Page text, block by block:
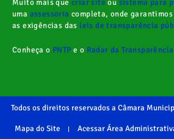
Muito mais quecriar site ou sistema para
uma assessoria completa, onde
as exigências das leis de transparência
Conheça o PNTP e o Radar da
Todos os direitos reservados a Câmara
Mapa do Site Acessar Área